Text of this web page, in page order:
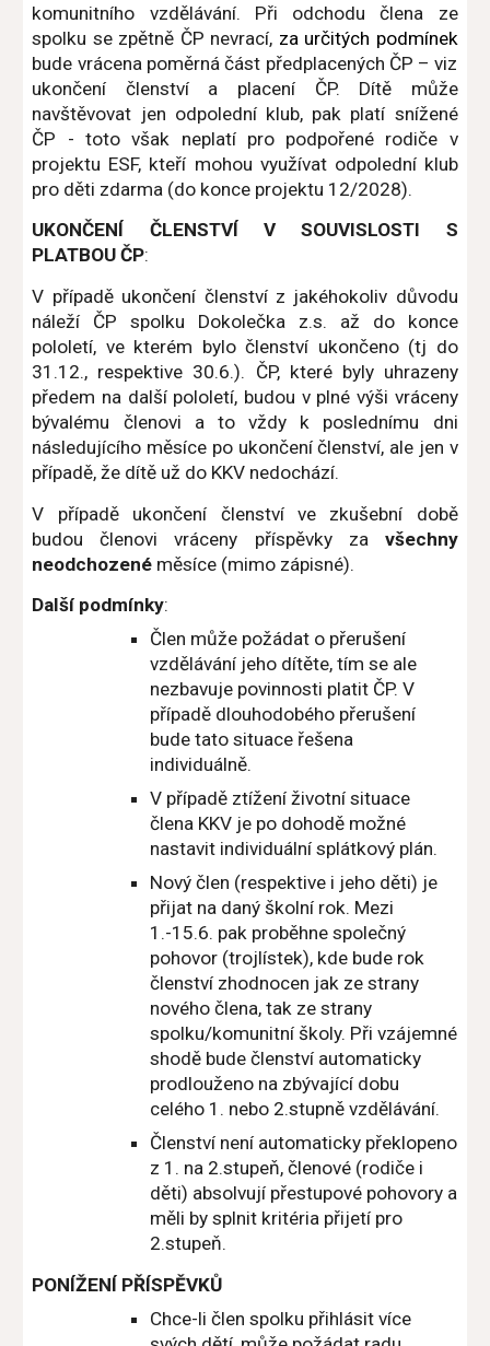
komunitního vzdělávání. Při odchodu člena ze
spolku se zpětně ČP nevrací, za určitých podmínek
bude vrácena poměrná část předplacených ČP – viz
ukončení členství a placení ČP. Dítě může
navštěvovat jen odpolední klub, pak platí snížené
ČP - toto však neplatí pro podpořené rodiče v
projektu ESF, kteří mohou využívat odpolední klub
pro děti zdarma (do konce projektu 12/2028).
UKONČENÍ ČLENSTVÍ V SOUVISLOSTI S
PLATBOU ČP:
V případě ukončení členství z jakéhokoliv důvodu
náleží ČP spolku Dokolečka z.s. až do konce
pololetí, ve kterém bylo členství ukončeno (tj do
31.12., respektive 30.6.). ČP, které byly uhrazeny
předem na další pololetí, budou v plné výši vráceny
bývalému členovi a to vždy k poslednímu dni
následujícího měsíce po ukončení členství, ale jen v
případě, že dítě už do KKV nedochází.
V případě ukončení členství ve zkušební době
budou členovi vráceny příspěvky za všechny
neodchozené měsíce (mimo zápisné).
Další podmínky:
Člen může požádat o přerušení
vzdělávání jeho dítěte, tím se ale
nezbavuje povinnosti platit ČP. V
případě dlouhodobého přerušení
bude tato situace řešena
individuálně.
V případě ztížení životní situace
člena KKV je po dohodě možné
nastavit individuální splátkový plán.
Nový člen (respektive i jeho děti) je
přijat na daný školní rok. Mezi
1.-15.6. pak proběhne společný
pohovor (trojlístek), kde bude rok
členství zhodnocen jak ze strany
nového člena, tak ze strany
spolku/komunitní školy. Při vzájemné
shodě bude členství automaticky
prodlouženo na zbývající dobu
celého 1. nebo 2.stupně vzdělávání.
Členství není automaticky překlopeno
z 1. na 2.stupeň, členové (rodiče i
děti) absolvují přestupové pohovory a
měli by splnit kritéria přijetí pro
2.stupeň.
PONÍŽENÍ PŘÍSPĚVKŮ
Chce-li člen spolku přihlásit více